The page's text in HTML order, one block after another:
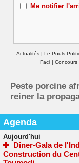
Me notifier
Actualités | Le Pouls
Faci | Concours
Peste porcine
reiner la
Agenda
Aujourd'hui
Diner-Gala de
Construction du